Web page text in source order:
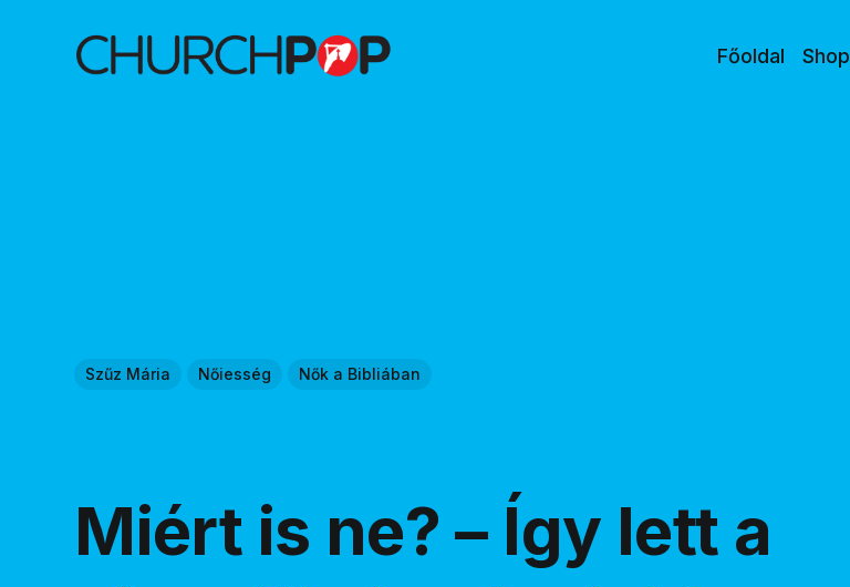
Főoldal Shop
Szűz Mária Nőiesség Nők a Bibliában
Miért is ne? – Így lett a